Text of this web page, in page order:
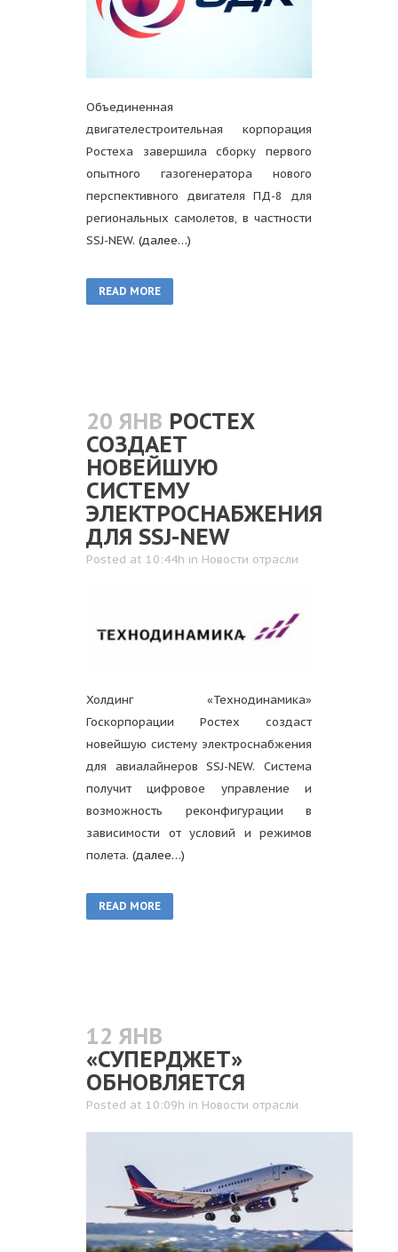
Объединенная
двигателестроительная корпорация
Ростеха завершила сборку первого
опытного газогенератора нового
перспективного двигателя ПД-8 для
региональных самолетов, в частности
SSJ-NEW. (далее…)
READ MORE
20 ЯНВ РОСТЕХ
СОЗДАЕТ
НОВЕЙШУЮ
СИСТЕМУ
ЭЛЕКТРОСНАБЖЕНИЯ
ДЛЯ SSJ-NEW
Posted at 10:44h in Новости отрасли
Холдинг «Технодинамика»
Госкорпорации Ростех создаст
новейшую систему электроснабжения
для авиалайнеров SSJ-NEW. Система
получит цифровое управление и
возможность реконфигурации в
зависимости от условий и режимов
полета. (далее…)
READ MORE
12 ЯНВ
«СУПЕРДЖЕТ»
ОБНОВЛЯЕТСЯ
Posted at 10:09h in Новости отрасли